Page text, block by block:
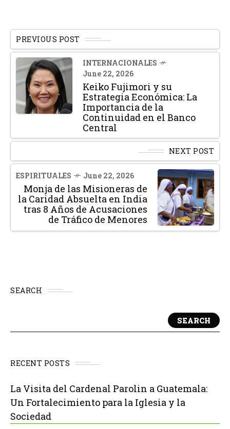
PREVIOUS POST
INTERNACIONALES
June 22, 2026
Keiko Fujimori y su
Estrategia Económica: La
Importancia de la
Continuidad en el Banco
Central
NEXT POST
ESPIRITUALES June 22, 2026
Monja de las Misioneras de
la Caridad Absuelta en India
tras 8 Años de Acusaciones
de Tráfico de Menores
SEARCH
SEARCH
RECENT POSTS
La Visita del Cardenal Parolin a Guatemala:
Un Fortalecimiento para la Iglesia y la
Sociedad